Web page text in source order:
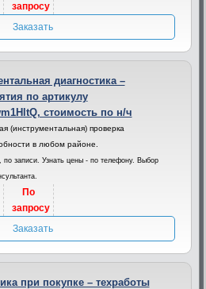
запросу
Заказать
диагностика –
по артикулу
стоимость по н/ч
(инструментальная) проверка
в любом районе.
по записи. Узнать цены - по телефону. Выбор
По
запросу
Заказать
при покупке – техработы